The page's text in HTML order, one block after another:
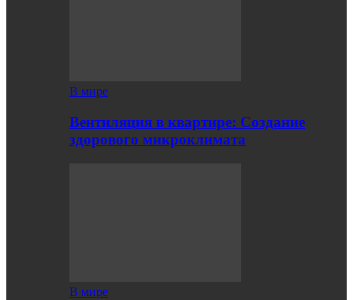
В мире
Вентиляция в квартире: Создание
здорового микроклимата
В мире